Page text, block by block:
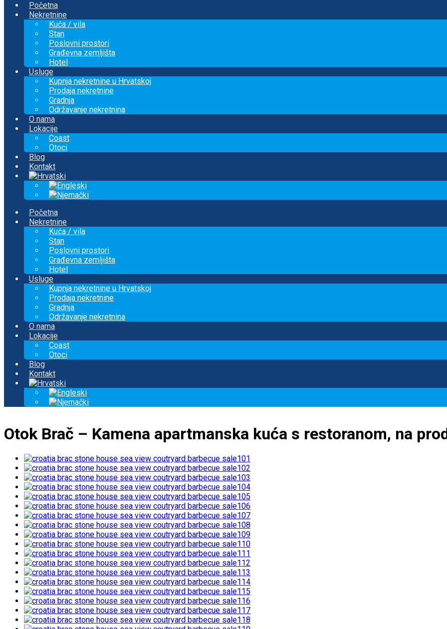
Početna
Nekretnine
Kuća / vila
Stan
Poslovni prostori
Građevna zemljišta
Hotel
Usluge
Kupnja nekretnine u Hrvatskoj
Prodaja nekretnine
Gradnja
Održavanje nekretnina
O nama
Lokacije
Coast
Otoci
Blog
Kontakt
Početna
Nekretnine
Kuća / vila
Stan
Poslovni prostori
Građevna zemljišta
Hotel
Usluge
Kupnja nekretnine u Hrvatskoj
Prodaja nekretnine
Gradnja
Održavanje nekretnina
O nama
Lokacije
Coast
Otoci
Blog
Kontakt
Otok Brač – Kamena apartmanska kuća s restoranom, na